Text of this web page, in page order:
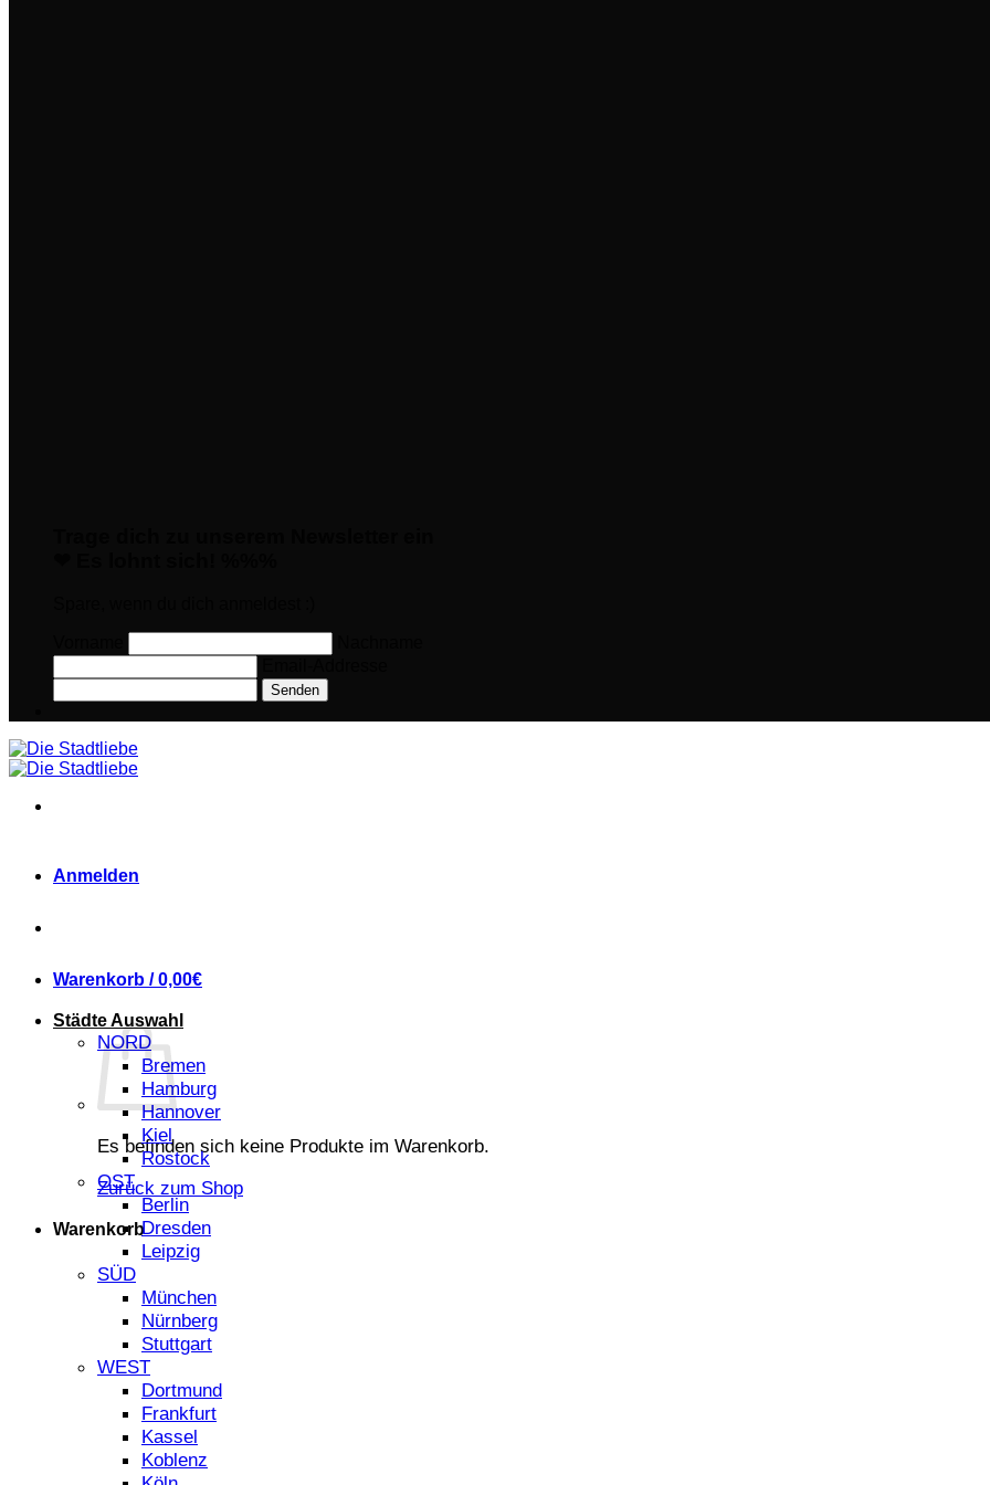
Senden
Anmelden
Warenkorb /0,00€
Es befinden sich keine Produkte im Warenkorb.
Zurück zum Shop
Warenkorb
Städte Auswahl
NORD
Bremen
Hamburg
Hannover
Kiel
Rostock
OST
Berlin
Dresden
Leipzig
SÜD
München
Nürnberg
Stuttgart
WEST
Dortmund
Frankfurt
Kassel
Koblenz